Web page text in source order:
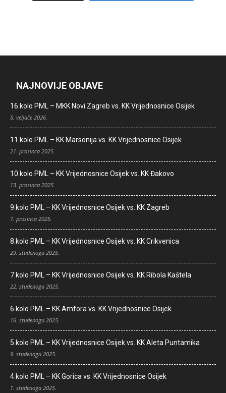
NAJNOVIJE OBJAVE
16.kolo PML – MKK Novi Zagreb vs. KK Vrijednosnice Osijek
5. veljače 2026.
11.kolo PML – KK Marsonija vs. KK Vrijednosnice Osijek
21. prosinca 2025.
10.kolo PML – KK Vrijednosnice Osijek vs. KK Đakovo
13. prosinca 2025.
9.kolo PML – KK Vrijednosnice Osijek vs. KK Zagreb
7. prosinca 2025.
8.kolo PML – KK Vrijednosnice Osijek vs. KK Crikvenica
29. studenoga 2025.
7.kolo PML – KK Vrijednosnice Osijek vs. KK Ribola Kaštela
22. studenoga 2025.
6.kolo PML – KK Amfora vs. KK Vrijednosnice Osijek
16. studenoga 2025.
5.kolo PML – KK Vrijednosnice Osijek vs. KK Aleta Puntamika
9. studenoga 2025.
4.kolo PML – KK Gorica vs. KK Vrijednosnice Osijek
1. studenoga 2025.